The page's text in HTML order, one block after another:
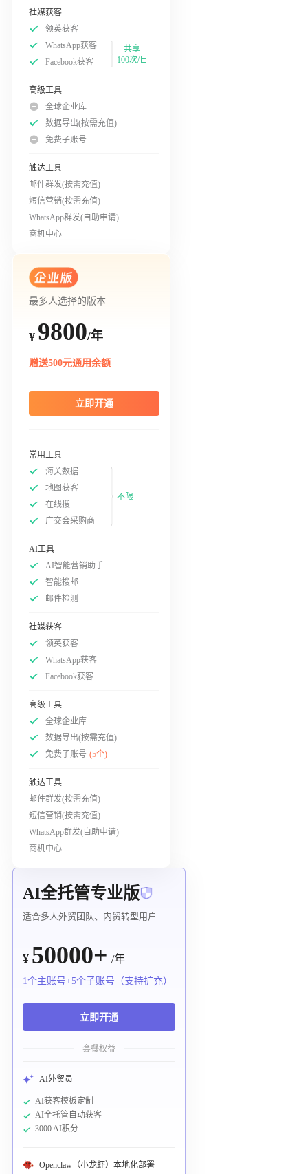
社媒获客
领英获客
WhatsApp获客
Facebook获客
共享
100次/日
高级工具
全球企业库
数据导出(按需充值)
免费子账号
触达工具
邮件群发(按需充值)
短信营销(按需充值)
WhatsApp群发(自助申请)
商机中心
最多人选择的版本
¥ 9800/年
赠送500元通用余额
立即开通
常用工具
海关数据
地图获客
在线搜
广交会采购商
不限
AI工具
AI智能营销助手
智能搜邮
邮件检测
社媒获客
领英获客
WhatsApp获客
Facebook获客
高级工具
全球企业库
数据导出(按需充值)
免费子账号 (5个)
触达工具
邮件群发(按需充值)
短信营销(按需充值)
WhatsApp群发(自助申请)
商机中心
AI全托管专业版
适合多人外贸团队、内贸转型用户
¥ 50000+ /年
1个主账号+5个子账号（支持扩充）
立即开通
套餐权益
AI外贸员
AI获客模板定制
AI全托管自动获客
3000 AI积分
Openclaw（小龙虾）本地化部署